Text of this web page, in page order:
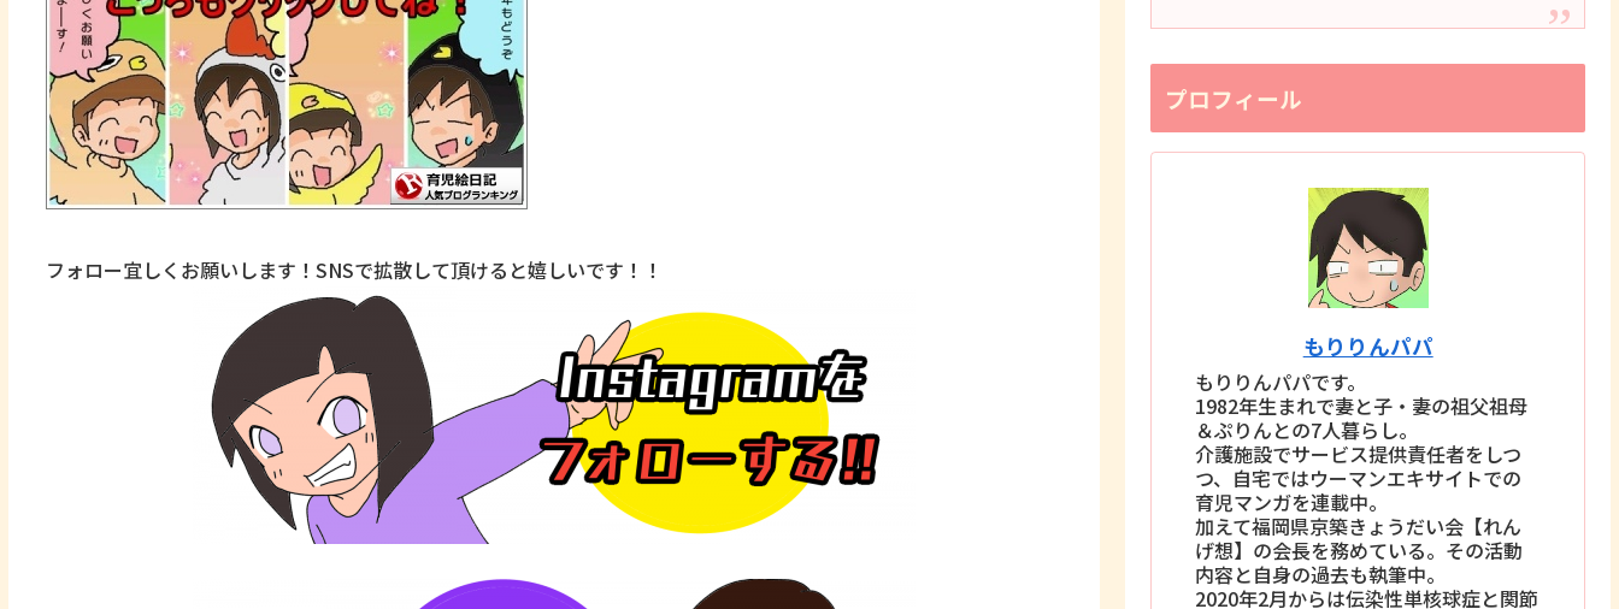
フォロー宜しくお願いします！SNSで拡散して頂けると嬉しいです！！
プロフィール
もりりんパパ
もりりんパパです。
1982年生まれで妻と子・妻の祖父祖母
＆ぷりんとの7人暮らし。
介護施設でサービス提供責任者をしつ
つ、自宅ではウーマンエキサイトでの
育児マンガを連載中。
加えて福岡県京築きょうだい会【れん
げ想】の会長を務めている。その活動
内容と自身の過去も執筆中。
2020年2月からは伝染性単核球症と関節